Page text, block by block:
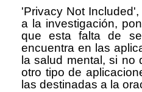
'Privacy Not
a la investigación,
que esta falta de
encuentra en las
la salud mental, si no
otro tipo de
las destinadas a la